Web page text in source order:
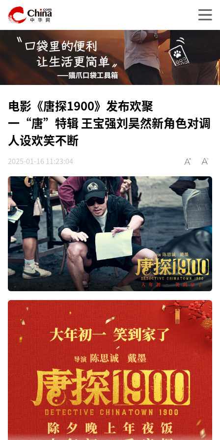
电影《唐探1900》发布欢聚
一“唐”特辑 王宝强刘昊然新角色对调
人设欢笑不断
2025-01-16 11:23:04